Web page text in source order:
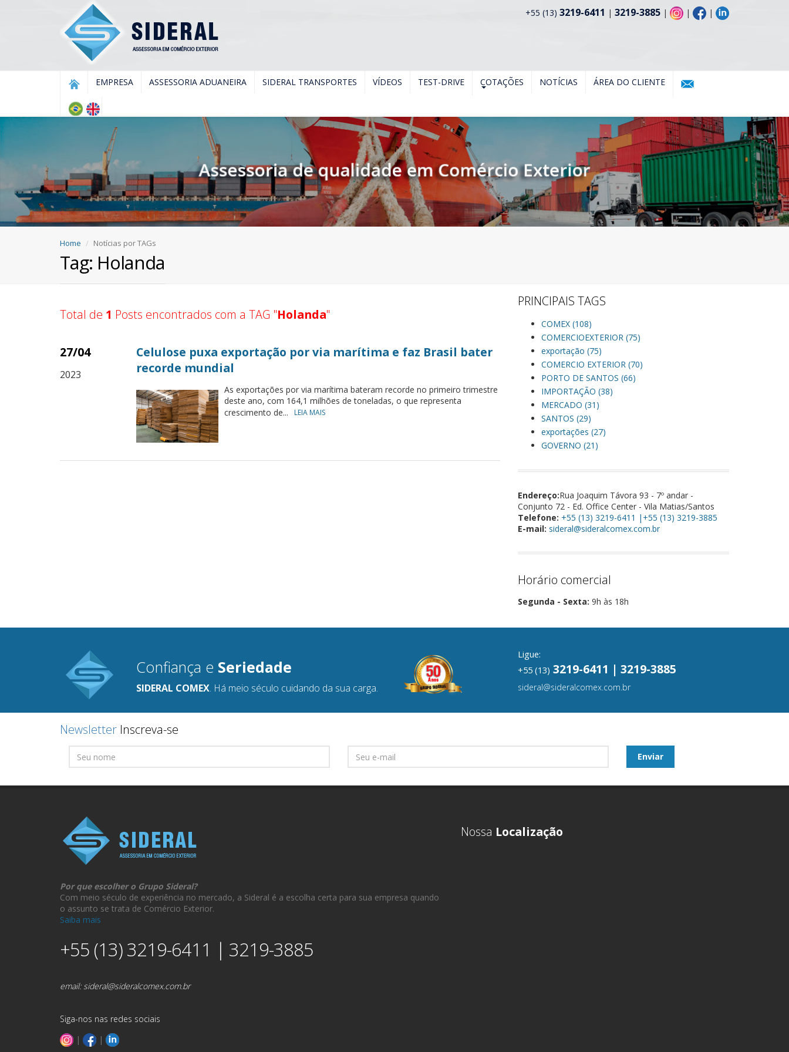
+55 (13) 3219-6411 | 3219-3885 | | |
EMPRESA ASSESSORIA ADUANEIRA SIDERAL TRANSPORTES VÍDEOS TEST-DRIVE COTAÇÕES NOTÍCIAS ÁREA DO CLIENTE
Home Notícias por TAGs
Tag: Holanda
Total de 1 Posts encontrados com a TAG "Holanda"
27/04
2023
Celulose puxa exportação por via marítima e faz Brasil bater
recorde mundial
As exportações por via marítima bateram recorde no primeiro trimestre
deste ano, com 164,1 milhões de toneladas, o que representa
crescimento de...
LEIA MAIS
PRINCIPAIS TAGS
COMEX (108)
COMERCIOEXTERIOR (75)
exportação (75)
COMERCIO EXTERIOR (70)
PORTO DE SANTOS (66)
IMPORTAÇÃO (38)
MERCADO (31)
SANTOS (29)
exportações (27)
GOVERNO (21)
Endereço:Rua Joaquim Távora 93 - 7º andar -
Conjunto 72 - Ed. Office Center - Vila Matias/Santos
Telefone: +55 (13) 3219-6411 |+55 (13) 3219-3885
E-mail: sideral@sideralcomex.com.br
Horário comercial
Segunda - Sexta: 9h às 18h
Confiança e Seriedade
SIDERAL COMEX. Há meio século cuidando da sua carga.
Ligue:
+55 (13) 3219-6411 | 3219-3885
sideral@sideralcomex.com.br
Newsletter Inscreva-se
Por que escolher o Grupo Sideral?
Com meio século de experiência no mercado, a Sideral é a escolha certa para sua empresa quando
o assunto se trata de Comércio Exterior.
Saiba mais
+55 (13) 3219-6411 | 3219-3885
email:sideral@sideralcomex.com.br
Siga-nos nas redes sociais
|
|
Nossa Localização